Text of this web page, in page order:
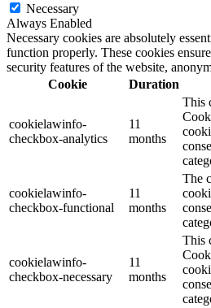
Necessary
Always Enabled
Necessary cookies are absolutely
function properly. These cookies
security features of the website,
Cookie
Duration
cookielawinfo-
checkbox-analytics
11
months
This
cookielawinfo-
checkbox-functional
11
months
The
cookielawinfo-
checkbox-necessary
11
months
This